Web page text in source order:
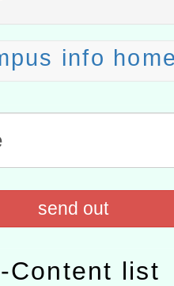
教學軟體線
會函釋公務
115年表揚
日(星期六)辦
地景藝術節教
藝術巡演」活
民及學前教
info
send out
Content list